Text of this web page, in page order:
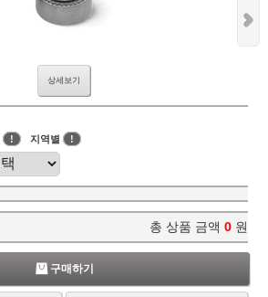
상세보기
! 지역별 !
총 상품 금액 0 원
구매하기